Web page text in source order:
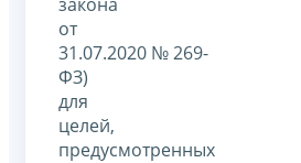
от
31.07.2020 № 269-
ФЗ)
для
целей,
предусмотренных